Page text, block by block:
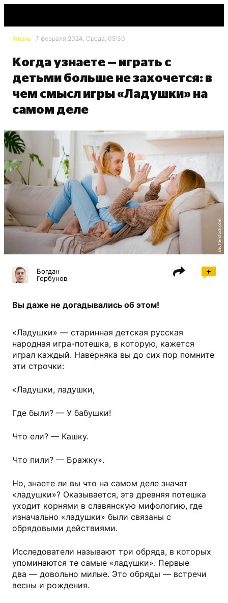
Жизнь 7 февраля 2024, Среда, 05:30
Когда узнаете — играть с
детьми больше не захочется: в
чем смысл игры «Ладушки» на
самом деле
shutterstock.com
Богдан
Горбунов
Вы даже не догадывались об этом!
«Ладушки» — старинная детская русская
народная игра-потешка, в которую, кажется
играл каждый. Наверняка вы до сих пор помните
эти строчки:
«Ладушки, ладушки,
Где были? — У бабушки!
Что ели? — Кашку.
Что пили? — Бражку».
Но, знаете ли вы что на самом деле значат
«ладушки»? Оказывается, эта древняя потешка
уходит корнями в славянскую мифологию, где
изначально «ладушки» были связаны с
обрядовыми действиями.
Исследователи называют три обряда, в которых
упоминаются те самые «ладушки». Первые
два — довольно милые. Это обряды — встречи
весны и рождения.